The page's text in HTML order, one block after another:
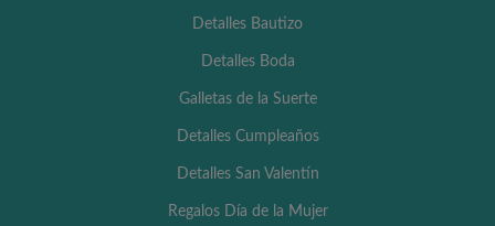
Detalles Bautizo
Detalles Boda
Galletas de la Suerte
Detalles Cumpleaños
Detalles San Valentín
Regalos Día de la Mujer